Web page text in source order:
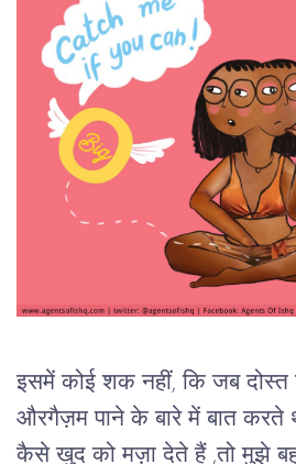
इसमें कोई शक नहीं, कि जब
औरगैज़म पाने के बारे में बात करते
कैसे खुद को मज़ा देते हैं ,तो मुझे